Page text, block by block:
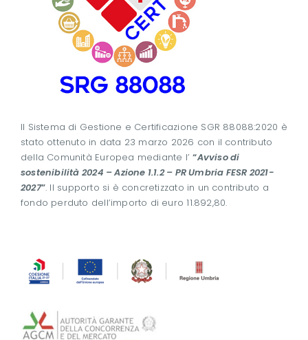
Il Sistema di Gestione e Certificazione SGR 88088:2020 è
stato ottenuto in data 23 marzo 2026 con il contributo
della Comunità Europea mediante l’“Avviso di
sostenibilità 2024 – Azione 1.1.2 – PR Umbria FESR 2021-
2027”. Il supporto si è concretizzato in un contributo a
fondo perduto dell’importo di euro 11.892,80.